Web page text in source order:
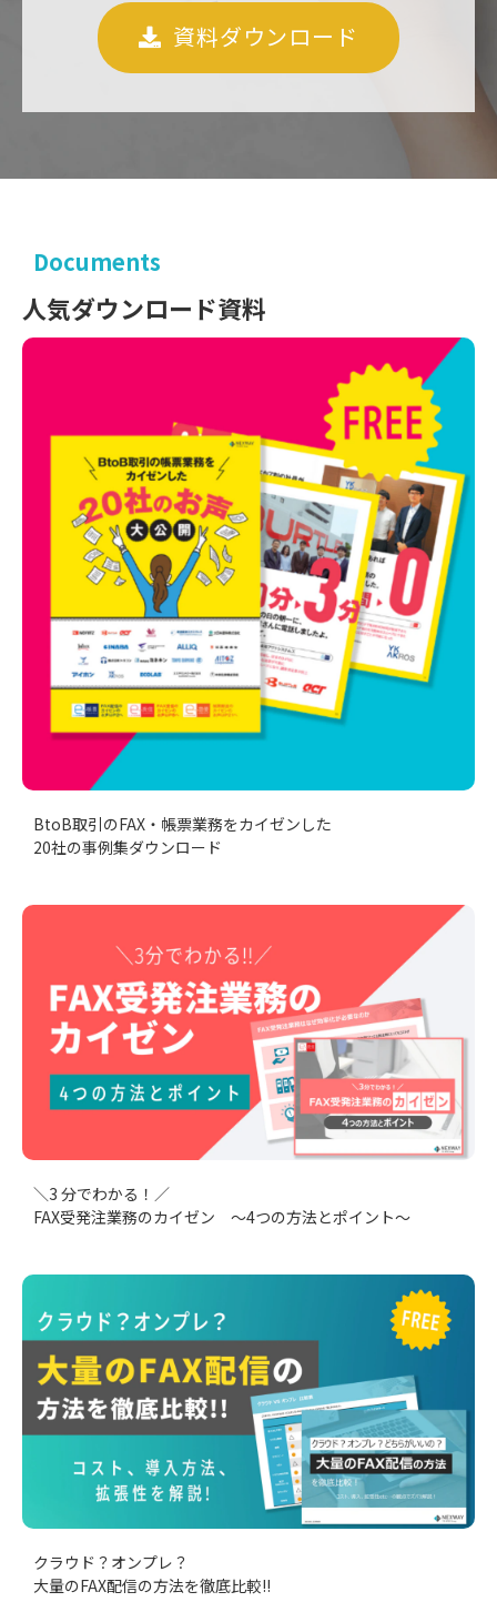
資料ダウンロード
Documents
人気ダウンロード資料
BtoB取引のFAX・帳票業務をカイゼンした
20社の事例集ダウンロード
＼3 分でわかる！／
FAX受発注業務のカイゼン ～4つの方法とポイント～
クラウド？オンプレ？
大量のFAX配信の方法を徹底比較!!